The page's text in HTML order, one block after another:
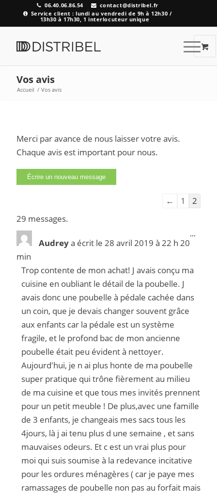
06.40.06.86.54
contact@distribel.fr
Service client : lundi au vendredi de 9h à 12h30 /
13h30 à 17h30, 1 interlocuteur unique
Vos avis
Accueil / Vos avis
Merci par avance de nous laisser votre avis.
Chaque avis est important pour nous.
← 1
2
29 messages.
Audreya écrit le 28 avril 2019 à 22 h 20
min
Trop contente de mon achat! J avais conçu ma
cuisine en oubliant le détail de la poubelle. J
avais donc une poubelle à pédale cachée dans
un coin, que je devais changer souvent grâce
aux enfants car la pédale est un système
fragile, et le profond bac de mon ancienne
poubelle était peu évident à nettoyer.
Aujourd'hui, je n ai plus honte de ma poubelle
super pratique qui trône fièrement au milieu
de ma cuisine et que tous mes invités prennent
pour un petit meuble ! De plus,avec une famille
de 3 enfants, je changeais mes sacs tous les
4jours, là j ai tenu plus d une semaine , et sans
mauvaises odeurs. Et c est un vrai plus pour
moi qui suis soumise à la redevance incitative
pour les ordures ménagères ( car je paye mes
ramassages de poubelle non pas au forfait mais
...